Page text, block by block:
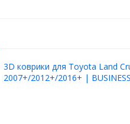
3D коврики для Toyota Land
2007+/2012+/2016+ |